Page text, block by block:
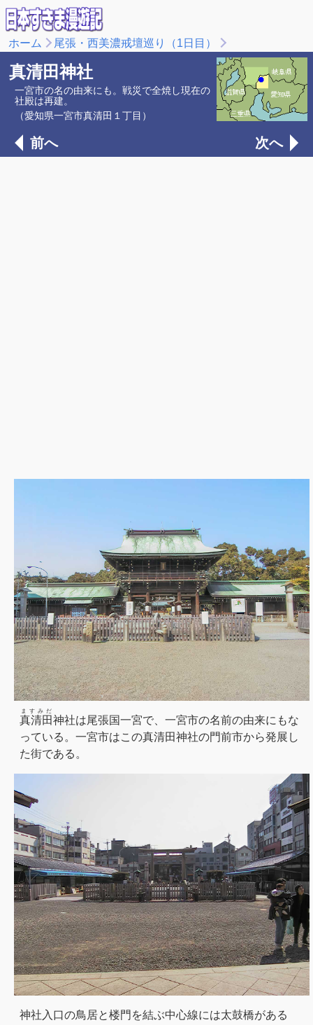
ホーム 尾張・西美濃戒壇巡り（1日目）
真清田神社
一宮市の名の由来にも。戦災で全焼し現在の
社殿は再建。
（愛知県一宮市真清田１丁目）
前へ 次へ
真清田
ますみだ
神社は尾張国一宮で、一宮市の名前の由来にもな
っている。一宮市はこの真清田神社の門前市から発展し
た街である。
神社入口の鳥居と楼門を結ぶ中心線には太鼓橋がある